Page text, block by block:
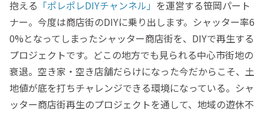
抱える 「ポレポレDIYチャンネル」 を運営する笹岡パート
ナー。今度は商店街のDIYに乗り出します。シャッター率6
0%となってしまったシャッター商店街を、DIYで再生する
プロジェクトです。どこの地方でも見られる中心市街地の
衰退。空き家・空き店舗だらけになった今だからこそ、土
地値が底を打ちチャレンジできる環境になっている。シャ
ッター商店街再生のプロジェクトを通して、地域の遊休不